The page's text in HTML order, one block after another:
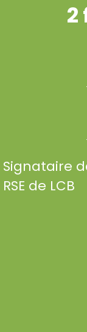
2
Signataire
RSE de LCB